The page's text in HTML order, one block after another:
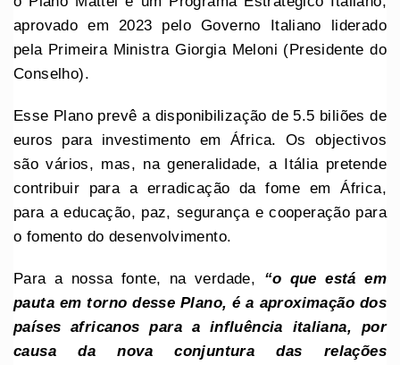
aprovado em 2023 pelo Governo Italiano liderado
pela Primeira Ministra Giorgia Meloni (Presidente do
Conselho).
Esse Plano prevê a disponibilização de 5.5 biliões de
euros para investimento em África. Os objectivos
são vários, mas, na generalidade, a Itália pretende
contribuir para a erradicação da fome em África,
para a educação, paz, segurança e cooperação para
o fomento do desenvolvimento.
Para a nossa fonte, na verdade, “o que está em
pauta em torno desse Plano, é a aproximação dos
países africanos para a influência italiana, por
causa da nova conjuntura das relações